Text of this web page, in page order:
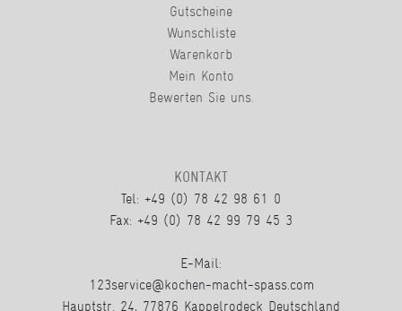
Gutscheine
Wunschliste
Warenkorb
Mein Konto
Bewerten Sie uns.
KONTAKT
Tel: +49 (0) 78 42 98 61 0
Fax: +49 (0) 78 42 99 79 45 3
E-Mail:
123service@kochen-macht-spass.com
Hauptstr. 24, 77876 Kappelrodeck Deutschland